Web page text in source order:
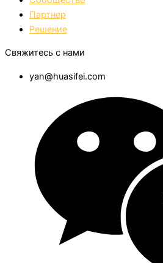
Партнер
Решение
Свяжитесь с нами
yan@huasifei.com